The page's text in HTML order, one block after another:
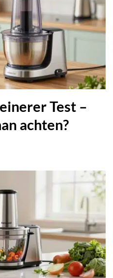
Test –
achten?